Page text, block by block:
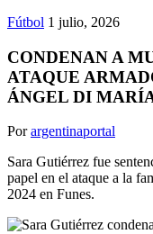
Fútbol 1 julio, 2026
CONDENAN A
ATAQUE
ÁNGEL DI
Porargentinaportal
Sara Gutiérrez fue
papel en el ataque a la
2024 en Funes.